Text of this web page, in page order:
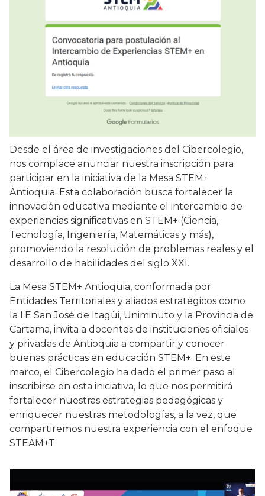
Desde el área de investigaciones del Cibercolegio,
nos complace anunciar nuestra inscripción para
participar en la iniciativa de la Mesa STEM+
Antioquia. Esta colaboración busca fortalecer la
innovación educativa mediante el intercambio de
experiencias significativas en STEM+ (Ciencia,
Tecnología, Ingeniería, Matemáticas y más),
promoviendo la resolución de problemas reales y el
desarrollo de habilidades del siglo XXI.
La Mesa STEM+ Antioquia, conformada por
Entidades Territoriales y aliados estratégicos como
la I.E San José de Itagüi, Uniminuto y la Provincia de
Cartama, invita a docentes de instituciones oficiales
y privadas de Antioquia a compartir y conocer
buenas prácticas en educación STEM+. En este
marco, el Cibercolegio ha dado el primer paso al
inscribirse en esta iniciativa, lo que nos permitirá
fortalecer nuestras estrategias pedagógicas y
enriquecer nuestras metodologías, a la vez, que
compartiremos nuestra experiencia con el enfoque
STEAM+T.